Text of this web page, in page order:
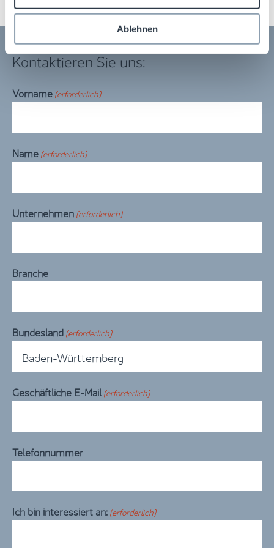
Ablehnen
Kontaktieren Sie uns:
Vorname(erforderlich)
Name(erforderlich)
Unternehmen(erforderlich)
Branche
Bundesland(erforderlich)
Geschäftliche E-Mail(erforderlich)
Telefonnummer
Ich bin interessiert an:(erforderlich)